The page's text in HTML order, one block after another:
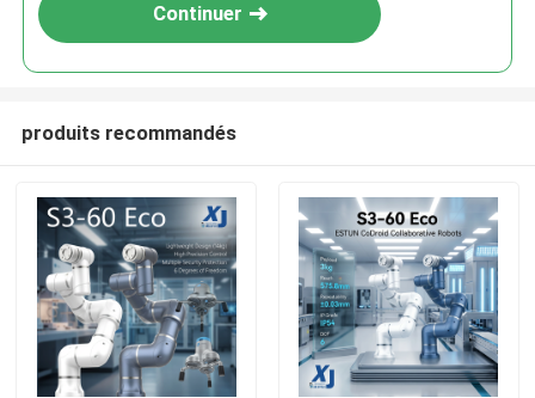
Continuer
produits recommandés